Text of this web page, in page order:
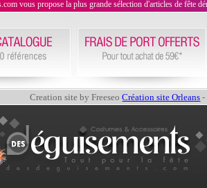
vous propose la plus grande sélection d'articles de fête
Creation site by FreeseoCréation site Orleans -